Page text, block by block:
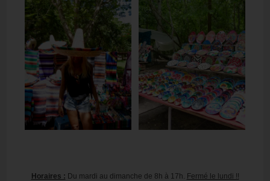
Horaires : Du mardi au dimanche de 8h à 17h. Fermé le lundi !!